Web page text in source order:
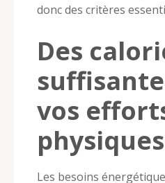
donc des critères
Des
vos
physiques
Les besoins